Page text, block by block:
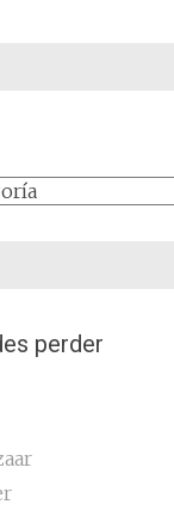
perder